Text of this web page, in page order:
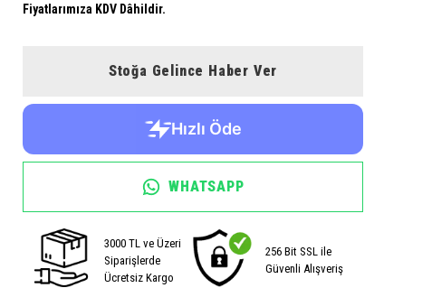
Fiyatlarımıza KDV Dâhildir.
Stoğa Gelince Haber Ver
WHATSAPP
3000 TL ve Üzeri
Siparişlerde
Ücretsiz Kargo
256 Bit SSL ile
Güvenli Alışveriş